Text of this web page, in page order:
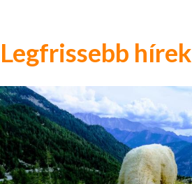
Legfrissebb hírek